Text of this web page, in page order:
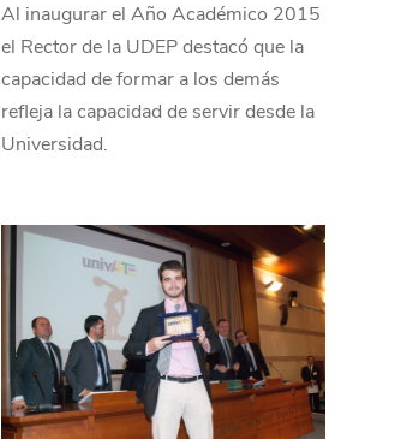
Al inaugurar el Año Académico 2015
el Rector de la UDEP destacó que la
capacidad de formar a los demás
refleja la capacidad de servir desde la
Universidad.